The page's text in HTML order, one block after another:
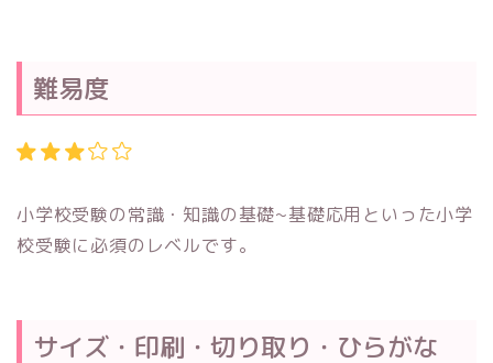
難易度
小学校受験の常識・知識の基礎~基礎応用といった小学
校受験に必須のレベルです。
サイズ・印刷・切り取り・ひらがな